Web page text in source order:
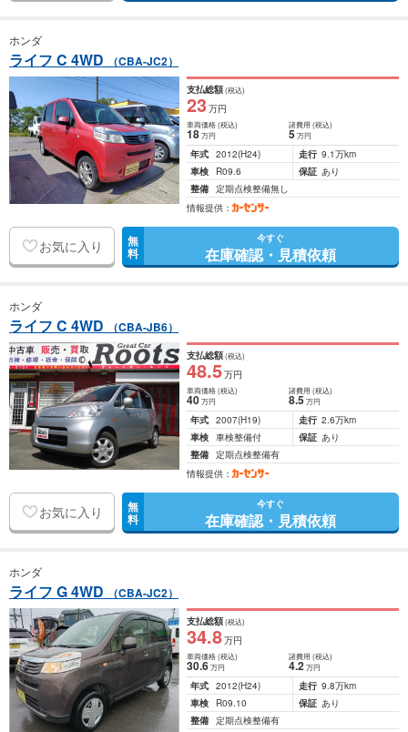
ホンダ
ライフ C 4WD （CBA-JC2）
支払総額(税込)
23万円
車両価格(税込)
18万円
諸費用 (税込)
5 万円
年式 2012(H24) 走行 9.1万km
車検
R09.6 保証 あり
整備 定期点検整備無し
情報提供：
お気に入り 無
料
今すぐ
在庫確認・見積依頼
ホンダ
ライフ C 4WD （CBA-JB6）
支払総額(税込)
48.5万円
車両価格(税込)
40万円
諸費用 (税込)
8.5 万円
年式 2007(H19) 走行 2.6万km
車検 車検整備付 保証 あり
整備 定期点検整備有
情報提供：
お気に入り 無
料
今すぐ
在庫確認・見積依頼
ホンダ
ライフ G 4WD （CBA-JC2）
支払総額(税込)
34.8万円
車両価格(税込)
30.6万円
諸費用 (税込)
4.2 万円
年式 2012(H24) 走行 9.8万km
車検
R09.10 保証 あり
整備 定期点検整備有